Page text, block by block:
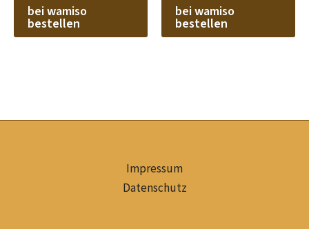
bei wamiso
bestellen
bei wamiso
bestellen
Impressum
Datenschutz